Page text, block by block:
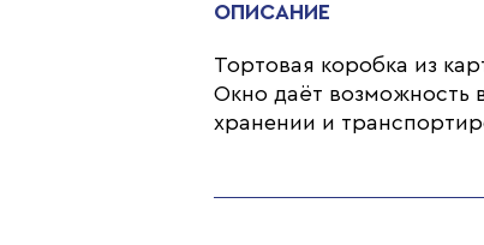
ОПИСАНИЕ
Тортовая коробка из
Окно даёт возможность
хранении и